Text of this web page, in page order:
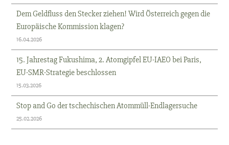
Dem Geldfluss den Stecker ziehen! Wird Österreich gegen die
Europäische Kommission klagen?
16.04.2026
15. Jahrestag Fukushima, 2. Atomgipfel EU-IAEO bei Paris,
EU-SMR-Strategie beschlossen
15.03.2026
Stop and Go der tschechischen Atommüll-Endlagersuche
25.02.2026